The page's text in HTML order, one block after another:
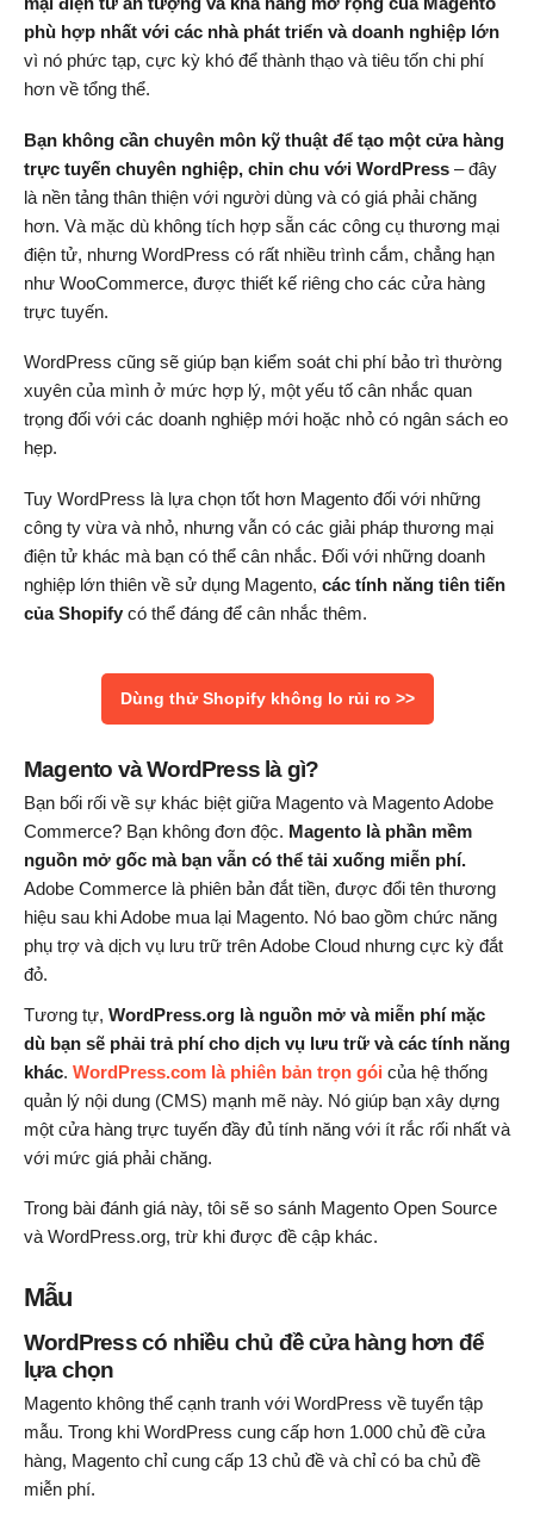
phù hợp nhất với các nhà phát triển và doanh nghiệp lớn
vì nó phức tạp, cực kỳ khó để thành thạo và tiêu tốn chi phí
hơn về tổng thể.
Bạn không cần chuyên môn kỹ thuật để tạo một cửa hàng
trực tuyến chuyên nghiệp, chỉn chu với WordPress – đây
là nền tảng thân thiện với người dùng và có giá phải chăng
hơn. Và mặc dù không tích hợp sẵn các công cụ thương mại
điện tử, nhưng WordPress có rất nhiều trình cắm, chẳng hạn
như WooCommerce, được thiết kế riêng cho các cửa hàng
trực tuyến.
WordPress cũng sẽ giúp bạn kiểm soát chi phí bảo trì thường
xuyên của mình ở mức hợp lý, một yếu tố cân nhắc quan
trọng đối với các doanh nghiệp mới hoặc nhỏ có ngân sách eo
hẹp.
Tuy WordPress là lựa chọn tốt hơn Magento đối với những
công ty vừa và nhỏ, nhưng vẫn có các giải pháp thương mại
điện tử khác mà bạn có thể cân nhắc. Đối với những doanh
nghiệp lớn thiên về sử dụng Magento, các tính năng tiên tiến
của Shopify có thể đáng để cân nhắc thêm.
Dùng thử Shopify không lo rủi ro >>
Magento và WordPress là gì?
Bạn bối rối về sự khác biệt giữa Magento và Magento Adobe
Commerce? Bạn không đơn độc. Magento là phần mềm
nguồn mở gốc mà bạn vẫn có thể tải xuống miễn phí.
Adobe Commerce là phiên bản đắt tiền, được đổi tên thương
hiệu sau khi Adobe mua lại Magento. Nó bao gồm chức năng
phụ trợ và dịch vụ lưu trữ trên Adobe Cloud nhưng cực kỳ đắt
đỏ.
Tương tự, WordPress.org là nguồn mở và miễn phí mặc
dù bạn sẽ phải trả phí cho dịch vụ lưu trữ và các tính năng
khác. WordPress.com là phiên bản trọn gói của hệ thống
quản lý nội dung (CMS) mạnh mẽ này. Nó giúp bạn xây dựng
một cửa hàng trực tuyến đầy đủ tính năng với ít rắc rối nhất và
với mức giá phải chăng.
Trong bài đánh giá này, tôi sẽ so sánh Magento Open Source
và WordPress.org, trừ khi được đề cập khác.
Mẫu
WordPress có nhiều chủ đề cửa hàng hơn để
lựa chọn
Magento không thể cạnh tranh với WordPress về tuyển tập
mẫu. Trong khi WordPress cung cấp hơn 1.000 chủ đề cửa
hàng, Magento chỉ cung cấp 13 chủ đề và chỉ có ba chủ đề
miễn phí.